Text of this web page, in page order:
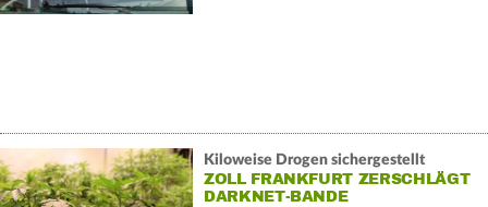
Kiloweise Drogen sichergestellt
ZOLL FRANKFURT ZERSCHLÄGT
DARKNET-BANDE